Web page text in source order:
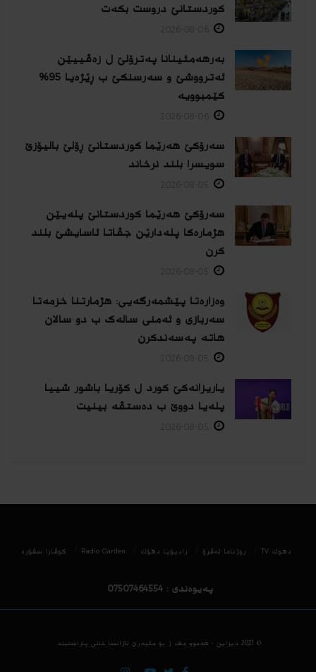
كوردستانێ دروست بكەت
بەرهەمئینانا په‌ترۆلێ ل زه‌ڤییێن
ئەترووشێ و سەرسنكێ ب ڕێژەیا 95%
كێمبوویە
سەرۆکێ هەرێما کوردستانێ ڕۆلێ بالیۆزێ
سویسرا بلند نرخاند
سەرۆکێ هەرێما کوردستانێ پلەیێن
هژمارەكا پلەدارێن جڤاتا ئاسایشێ بلند
كرن
وەزارەتا پێشمەرگەیی: هژمارتنا خزمەتا
سەربازی و ئەمنی سالەک ب دو سالان
هاتە پەسەندكرن
یاریزانەكێ کورد ل کۆریا باشور شییا
پلەیا دووێ ب دەستڤە بینیت
دھوك TV روژناما ئەڤرۆ رادیۆیا دهۆك Radio Garden كوڤارا سڤۆره‌
پەیوەندی : 07507464554
© 2021 دیزاین - هه‌موو ماف ژ بۆ مالپه‌رێ ئاژانسا خانی پاراستینه‌.